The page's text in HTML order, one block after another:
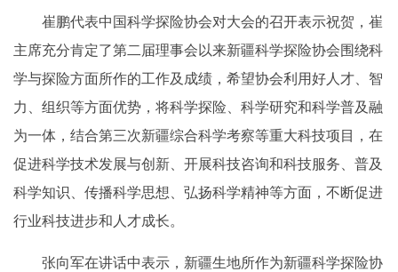
崔鹏代表中国科学探险协会对大会的召开表示祝贺，崔
主席充分肯定了第二届理事会以来新疆科学探险协会围绕科
学与探险方面所作的工作及成绩，希望协会利用好人才、智
力、组织等方面优势，将科学探险、科学研究和科学普及融
为一体，结合第三次新疆综合科学考察等重大科技项目，在
促进科学技术发展与创新、开展科技咨询和科技服务、普及
科学知识、传播科学思想、弘扬科学精神等方面，不断促进
行业科技进步和人才成长。
张向军在讲话中表示，新疆生地所作为新疆科学探险协